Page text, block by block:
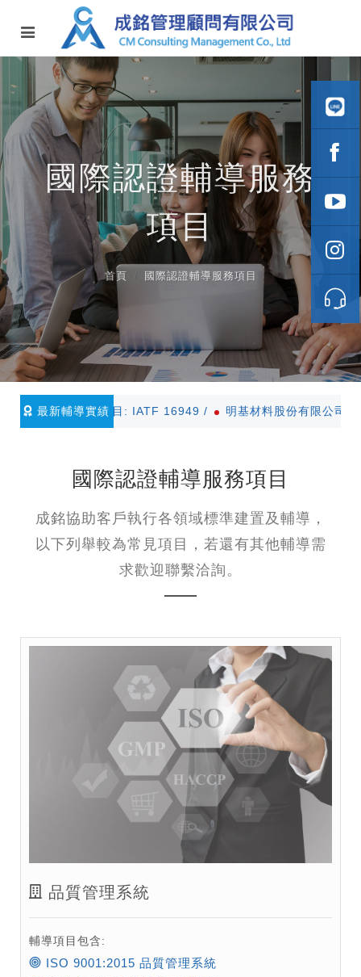
國際認證輔導服務
項目
首頁 國際認證輔導服務項目
最新輔導實績
導項目: IATF 16949 / 明基材料股份有限公司(BenQ) | 輔導
國際認證輔導服務項目
成銘協助客戶執行各領域標準建置及輔導，
以下列舉較為常見項目，若還有其他輔導需
求歡迎聯繫洽詢。
品質管理系統
輔導項目包含:
ISO 9001:2015 品質管理系統